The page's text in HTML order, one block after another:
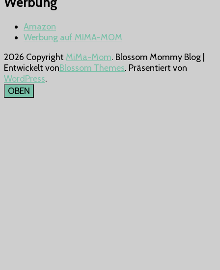
Amazon
Werbung auf MIMA-MOM
2026 Copyright MiMa-Mom. Blossom Mommy Blog |
Entwickelt vonBlossom Themes. Präsentiert von
WordPress.
OBEN